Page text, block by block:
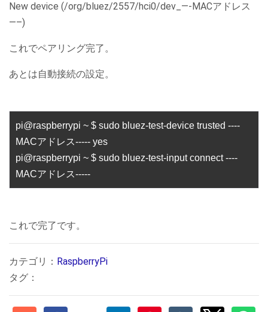
New device (/org/bluez/2557/hci0/dev_—-MACアドレス
—–)
これでペアリング完了。
あとは自動接続の設定。
pi@raspberrypi ~ $ sudo bluez-test-device trusted ----
MACアドレス----- yes
pi@raspberrypi ~ $ sudo bluez-test-input connect ----
MACアドレス-----
これで完了です。
カテゴリ： RaspberryPi
タグ：